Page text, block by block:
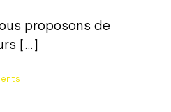
proposons de
[...]